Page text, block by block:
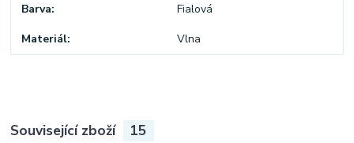
Barva Fialová
Materiál Vlna
Související zboží 15